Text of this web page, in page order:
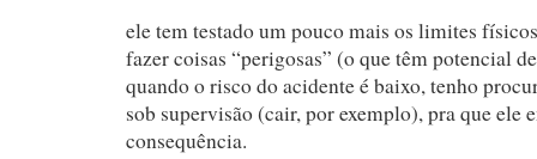
ele tem testado um pouco mais os limites
fazer coisas “perigosas” (o que têm potencial
quando o risco do acidente é baixo, tenho
sob supervisão (cair, por exemplo), pra que ele
consequência.